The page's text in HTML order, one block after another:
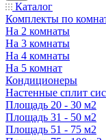
Каталог
Комплекты по
На 2 комнаты
На 3 комнаты
На 4 комнаты
На 5 комнат
Кондиционеры
Настенные сплит
Площадь 20 - 30 м2
Площадь 31 - 50 м2
Площадь 51 - 75 м2